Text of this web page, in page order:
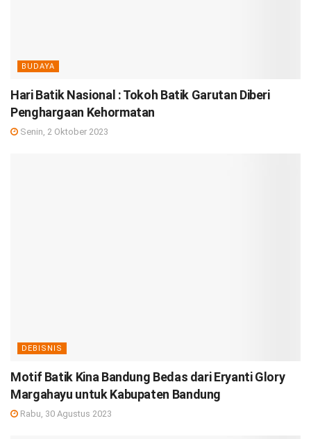
BUDAYA
Hari Batik Nasional : Tokoh Batik Garutan Diberi
Penghargaan Kehormatan
Senin, 2 Oktober 2023
DEBISNIS
Motif Batik Kina Bandung Bedas dari Eryanti Glory
Margahayu untuk Kabupaten Bandung
Rabu, 30 Agustus 2023